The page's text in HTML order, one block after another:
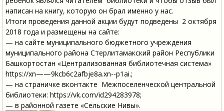
написан на книгу, которую он брал именно у нас.
Итоги проведения данной акции будут подведены 2 октября
2018 года и размещены на сайте:
— на сайте муниципального бюджетного учреждения
муниципального района Стерлитамакский район Республики
Башкортостан «Централизованная библиотечная система»
https://xn——9kcb6c2afbje8a.xn--p1ai.;
— на страничке вконтакте Межпоселенческой центральной
библиотеки: https://vk.com/id294283978;
— в районной газете «Сельские Нивы».